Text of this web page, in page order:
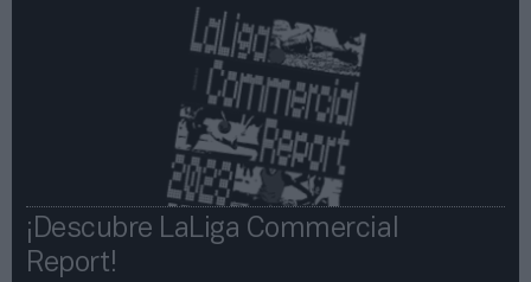
¡Descubre LaLiga Commercial
Report!​​